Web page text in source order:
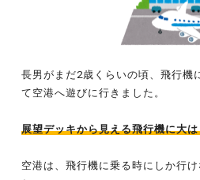
長男がまだ2歳くらいの頃、飛行機
て空港へ遊びに行きました。
展望デッキから見える飛行機に大
空港は、飛行機に乗る時にしか行